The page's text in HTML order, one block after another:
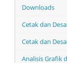
Downloads
Cetak dan
Cetak dan
Analisis Grafik